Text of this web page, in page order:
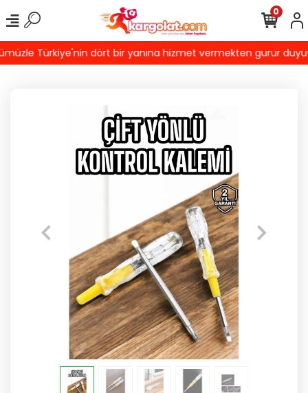
Türkiye'nin dört bir yanına hizmet vermekten gurur
0